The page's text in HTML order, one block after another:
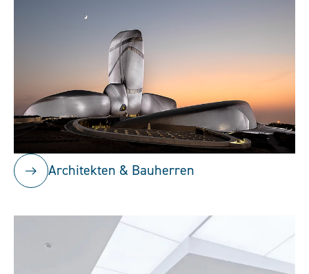
Architekten & Bauherren